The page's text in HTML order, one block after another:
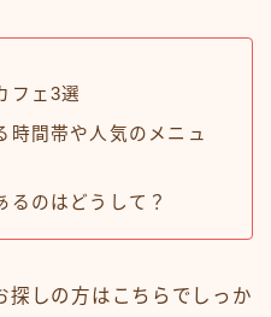
フェ3選
時間帯や人気のメニュ
るのはどうして？
探しの方はこちらでしっか